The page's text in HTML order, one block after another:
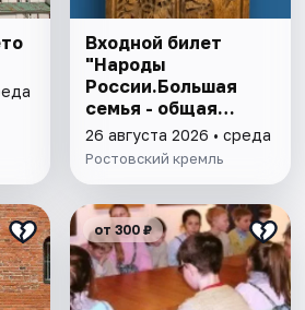
Входной билет
"Народы
России.Большая
семья - общая
история"
26 августа 2026 • среда
Ростовский кремль
от 300 ₽